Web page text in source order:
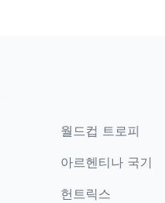
월드컵 트로피
아르헨티나 국기
헌트릭스